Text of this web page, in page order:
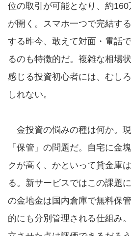
位の取引が可能となり、約
が開く。スマホ一つで完結す
する昨今、敢えて対面・電話
るのも特徴的だ。複雑な相場
感じる投資初心者には、むし
しれない。
金投資の悩みの種は何か。
「保管」の問題だ。自宅に金
クが高く、かといって貸金庫
る。新サービスではこの課題
の金地金は国内倉庫で無料保
的にも分別管理される仕組み